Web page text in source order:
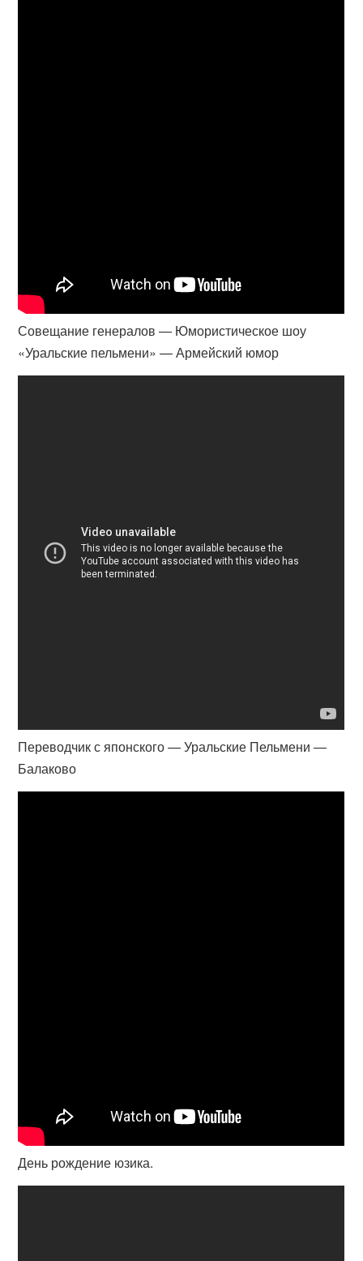
Совещание генералов — Юмористическое шоу
«Уральские пельмени» — Армейский юмор
Переводчик с японского — Уральские Пельмени —
Балаково
День рождение юзика.